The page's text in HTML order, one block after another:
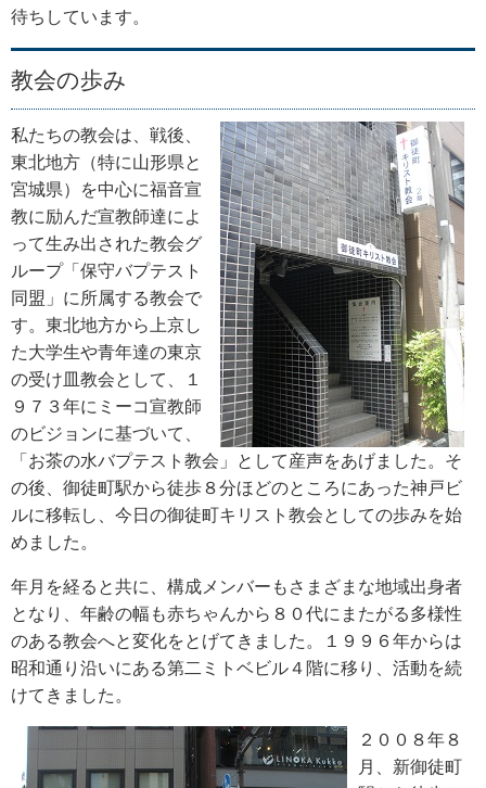
待ちしています。
教会の歩み
私たちの教会は、戦後、
東北地方（特に山形県と
宮城県）を中心に福音宣
教に励んだ宣教師達によ
って生み出された教会グ
ループ「保守バプテスト
同盟」に所属する教会で
す。東北地方から上京し
た大学生や青年達の東京
の受け皿教会として、１
９７３年にミーコ宣教師
のビジョンに基づいて、
「お茶の水バプテスト教会」として産声をあげました。そ
の後、御徒町駅から徒歩８分ほどのところにあった神戸ビ
ルに移転し、今日の御徒町キリスト教会としての歩みを始
めました。
年月を経ると共に、構成メンバーもさまざまな地域出身者
となり、年齢の幅も赤ちゃんから８０代にまたがる多様性
のある教会へと変化をとげてきました。１９９６年からは
昭和通り沿いにある第二ミトベビル４階に移り、活動を続
けてきました。
２００８年８
月、新御徒町